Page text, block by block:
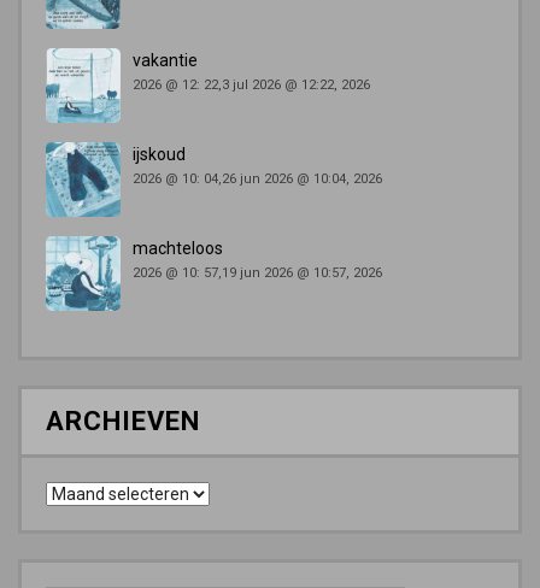
vakantie
2026 @ 12: 22,3 jul 2026 @ 12:22, 2026
ijskoud
2026 @ 10: 04,26 jun 2026 @ 10:04, 2026
machteloos
2026 @ 10: 57,19 jun 2026 @ 10:57, 2026
ARCHIEVEN
Archieven